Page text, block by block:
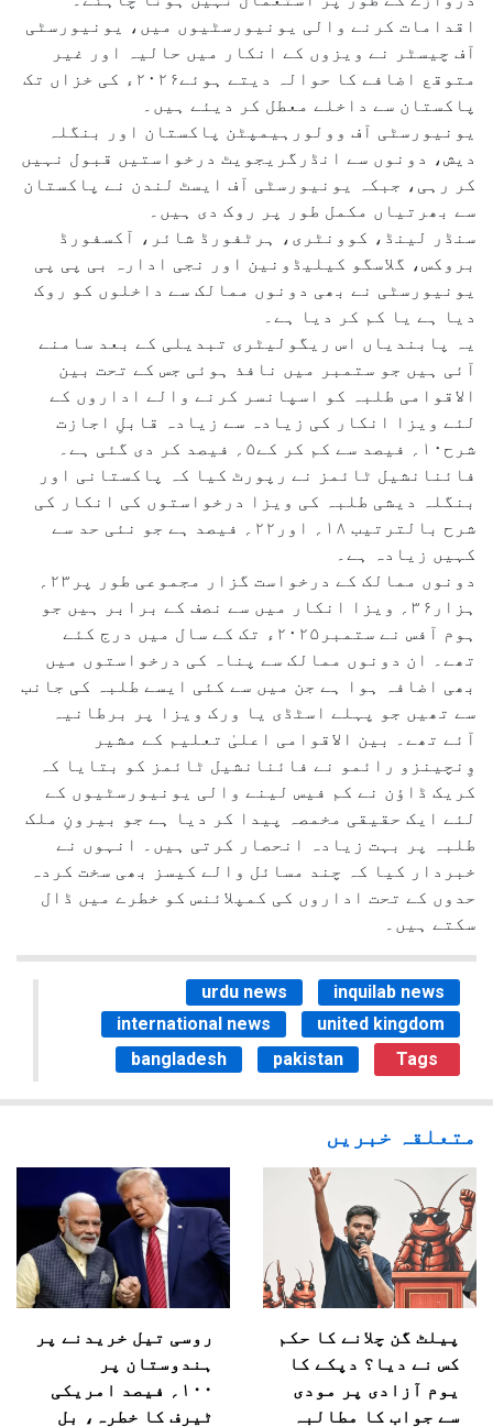
اقدامات کرنے والی یونیورسٹیوں میں، یونیورسٹی
آف چیسٹر نے ویزوں کے انکار میں حالیہ اور غیر
متوقع اضافے کا حوالہ دیتے ہوئے۲۰۲۶ء کی خزاں تک
پاکستان سے داخلے معطل کر دیئے ہیں۔
یونیورسٹی آف وولورہیمپٹن پاکستان اور بنگلہ
دیش، دونوں سے انڈرگریجویٹ درخواستیں قبول نہیں
کر رہی، جبکہ یونیورسٹی آف ایسٹ لندن نے پاکستان
سے بھرتیاں مکمل طور پر روک دی ہیں۔
سنڈر لینڈ، کوونٹری، ہرٹفورڈ شائر، آکسفورڈ
بروکس، گلاسگو کیلیڈونین اور نجی ادارہ بی پی پی
یونیورسٹی نے بھی دونوں ممالک سے داخلوں کو روک
دیا ہے یا کم کر دیا ہے۔
یہ پابندیاں اس ریگولیٹری تبدیلی کے بعد سامنے
آئی ہیں جو ستمبر میں نافذ ہوئی جس کے تحت بین
الاقوامی طلبہ کو اسپانسر کرنے والے اداروں کے
لئے ویزا انکار کی زیادہ سے زیادہ قابلِ اجازت
شرح۱۰؍ فیصد سے کم کر کے۵؍ فیصد کر دی گئی ہے۔
فائنانشیل ٹائمز نے رپورٹ کیا کہ پاکستانی اور
بنگلہ دیشی طلبہ کی ویزا درخواستوں کی انکار کی
شرح بالترتیب ۱۸؍ اور۲۲؍ فیصد ہے جو نئی حد سے
کہیں زیادہ ہے۔
ہزار۳۶؍ ویزا انکار میں سے نصف کے برابر ہیں جو
ہوم آفس نے ستمبر۲۰۲۵ء تک کے سال میں درج کئے
تھے۔ ان دونوں ممالک سے پناہ کی درخواستوں میں
بھی اضافہ ہوا ہے جن میں سے کئی ایسے طلبہ کی جانب
سے تھیں جو پہلے اسٹڈی یا ورک ویزا پر برطانیہ
آئے تھے۔ بین الاقوامی اعلیٰ تعلیم کے مشیر
وِنچینزو رائمو نے فائنانشیل ٹائمز کو بتایا کہ
کریک ڈاؤن نے کم فیس لینے والی یونیورسٹیوں کے
لئے ایک حقیقی مخمصہ پیدا کر دیا ہے جو بیرونِ ملک
طلبہ پر بہت زیادہ انحصار کرتی ہیں۔ انہوں نے
خبردار کیا کہ چند مسائل والے کیسز بھی سخت کردہ
حدوں کے تحت اداروں کی کمپلائنس کو خطرے میں ڈال
سکتے ہیں۔
urdu news
inquilab news
international news
united kingdom
bangladesh
pakistan Tags
متعلقہ خبریں
پیلٹ گن چلانے کا حکم
کس نے دیا؟ دپکے کا
یوم آزادی پر مودی
سے جواب کا مطالبہ
روسی تیل خریدنے پر
ہندوستان پر
۱۰۰؍ فیصد امریکی
ٹیرف کا خطرہ، بل